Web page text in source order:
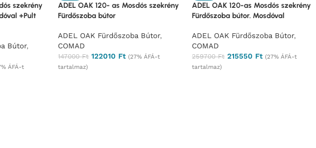
szekrény
+Pult
Bútor,
ÁFÁ-t
ADEL OAK 120- as Mosdós szekrény
Fürdőszoba bútor
ADEL OAK Fürdőszoba Bútor,
COMAD
147000Ft 122010 Ft (27% ÁFÁ-t
tartalmaz)
ADEL OAK 120-as Mosdós szekrény
Fürdőszoba bútor. Mosdóval
ADEL OAK Fürdőszoba Bútor,
COMAD
259700Ft 215550 Ft (27% ÁFÁ-t
tartalmaz)